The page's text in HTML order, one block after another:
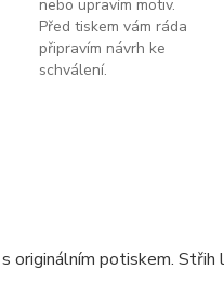
nebo upravím motiv.
Před tiskem vám ráda
připravím návrh ke
schválení.
originálním potiskem.